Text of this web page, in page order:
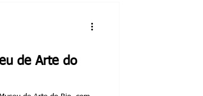
de Arte do